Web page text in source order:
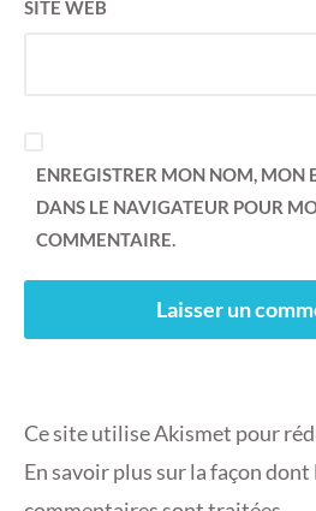
SITE WEB
ENREGISTRER MON NOM, MON
DANS LE NAVIGATEUR POUR
COMMENTAIRE.
Ce site utilise Akismet pour
En savoir plus sur la façon dont